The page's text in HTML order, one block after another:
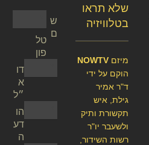
ש
ם
טל
פון
דו
א
״ל
הו
דע
ה
שלא תראו
בטלוויזיה
מיזם NOWTV
הוקם על ידי
ד"ר אמיר
גילת, איש
תקשורת ותיק
ולשעבר יו"ר
רשות השידור,